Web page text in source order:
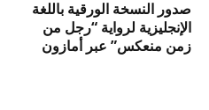
صدور النسخة الورقية باللغة
الإنجليزية لرواية “رجل من
زمن منعكس” عبر أمازون